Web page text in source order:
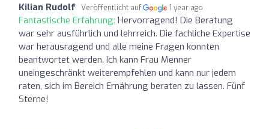
Kilian Rudolf Veröffentlicht auf 1 year ago
Fantastische Erfahrung: Hervorragend! Die Beratung
war sehr ausführlich und lehrreich. Die fachliche Expertise
war herausragend und alle meine Fragen konnten
beantwortet werden. Ich kann Frau Menner
uneingeschränkt weiterempfehlen und kann nur jedem
raten, sich im Bereich Ernährung beraten zu lassen. Fünf
Sterne!